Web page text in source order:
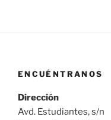
ENCUÉNTRANOS
Dirección
Avd. Estudiantes, s/n